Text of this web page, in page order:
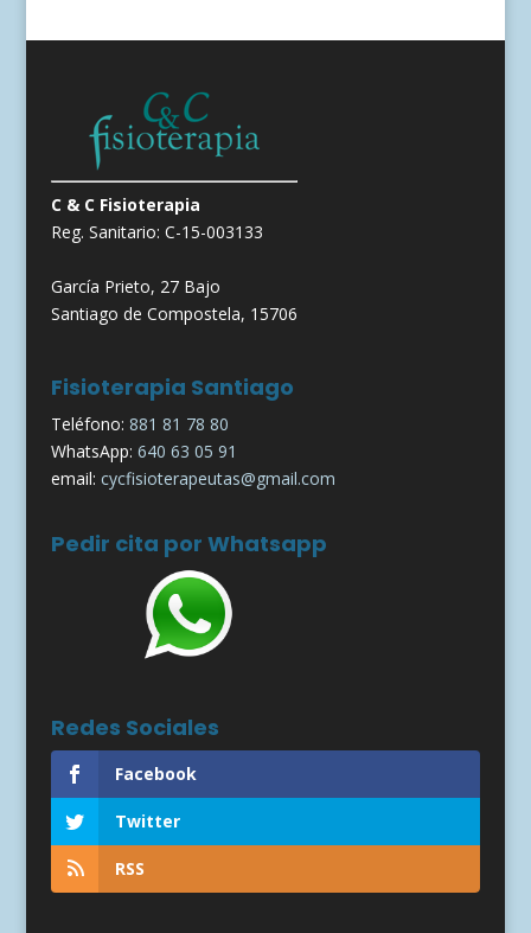
C & C Fisioterapia
Reg. Sanitario: C-15-003133
García Prieto, 27 Bajo
Santiago de Compostela, 15706
Fisioterapia Santiago
Teléfono: 881 81 78 80
WhatsApp: 640 63 05 91
email: cycfisioterapeutas@gmail.com
Pedir cita por Whatsapp
Redes Sociales
Facebook
Twitter
RSS